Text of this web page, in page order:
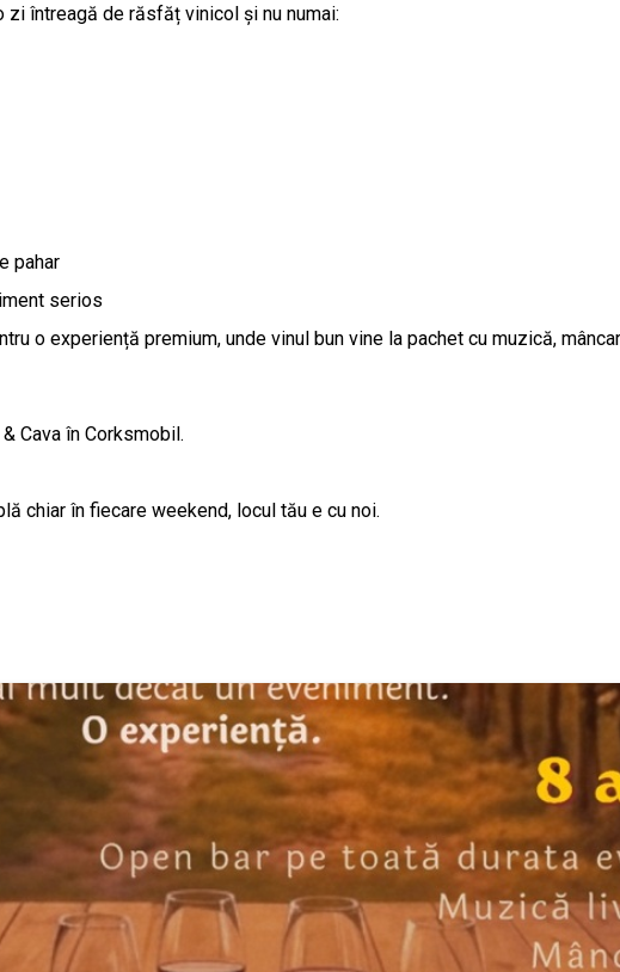
zi întreagă de răsfăț vinicol și nu numai:
pahar
serios
o experiență premium, unde vinul bun vine la pachet cu muzică,
Cava în Corksmobil.
chiar în fiecare weekend, locul tău e cu noi.